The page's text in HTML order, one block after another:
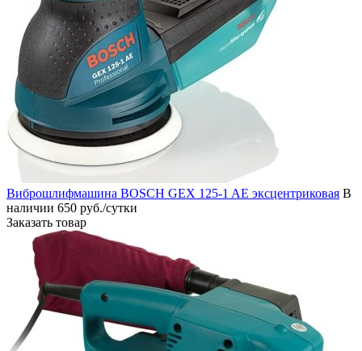
Виброшлифмашина BOSCH GEX 125-1 AE эксцентриковая В
наличии 650 руб./сутки
Заказать товар